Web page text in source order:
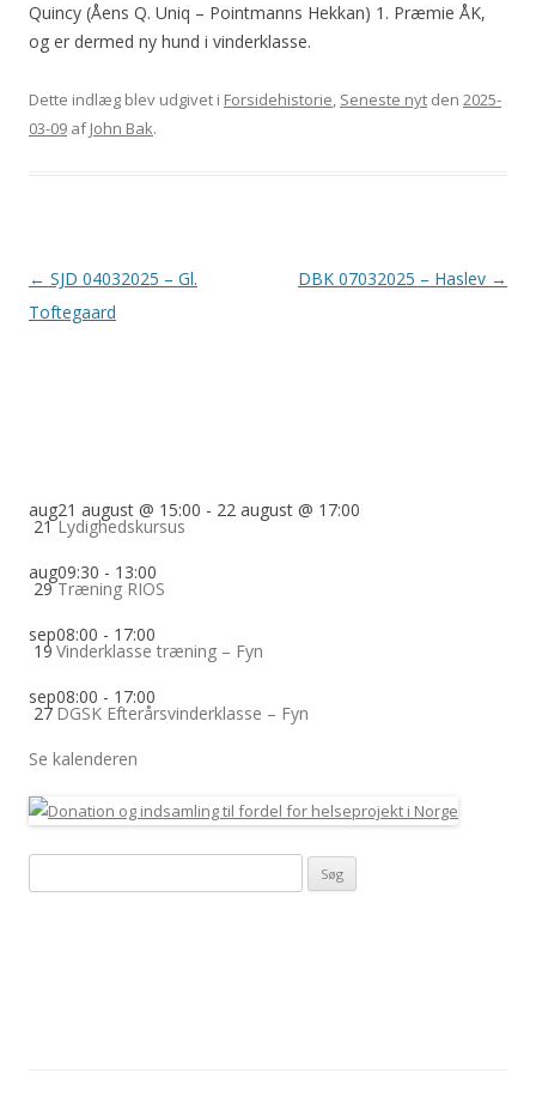
Quincy (Åens Q. Uniq – Pointmanns Hekkan) 1. Præmie ÅK,
og er dermed ny hund i vinderklasse.
Dette indlæg blev udgivet i Forsidehistorie, Seneste nyt den 2025-
03-09 afJohn Bak.
Indlægsnavigation
← SJD 04032025 – Gl.
Toftegaard
DBK 07032025 – Haslev →
aug
21
21 august @ 15:00 - 22 august @ 17:00
Lydighedskursus
aug
29
09:30 - 13:00
Træning RIOS
sep
19
08:00 - 17:00
Vinderklasse træning – Fyn
sep
27
08:00 - 17:00
DGSK Efterårsvinderklasse – Fyn
Se kalenderen
efter: